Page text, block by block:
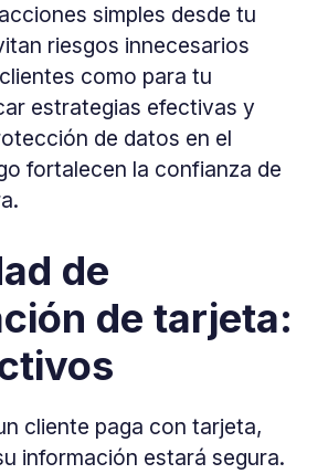
simples desde tu
riesgos innecesarios
como para tu
estrategias efectivas y
de datos en el
fortalecen la confianza de
de
de tarjeta:
cliente paga con tarjeta,
información estará segura.